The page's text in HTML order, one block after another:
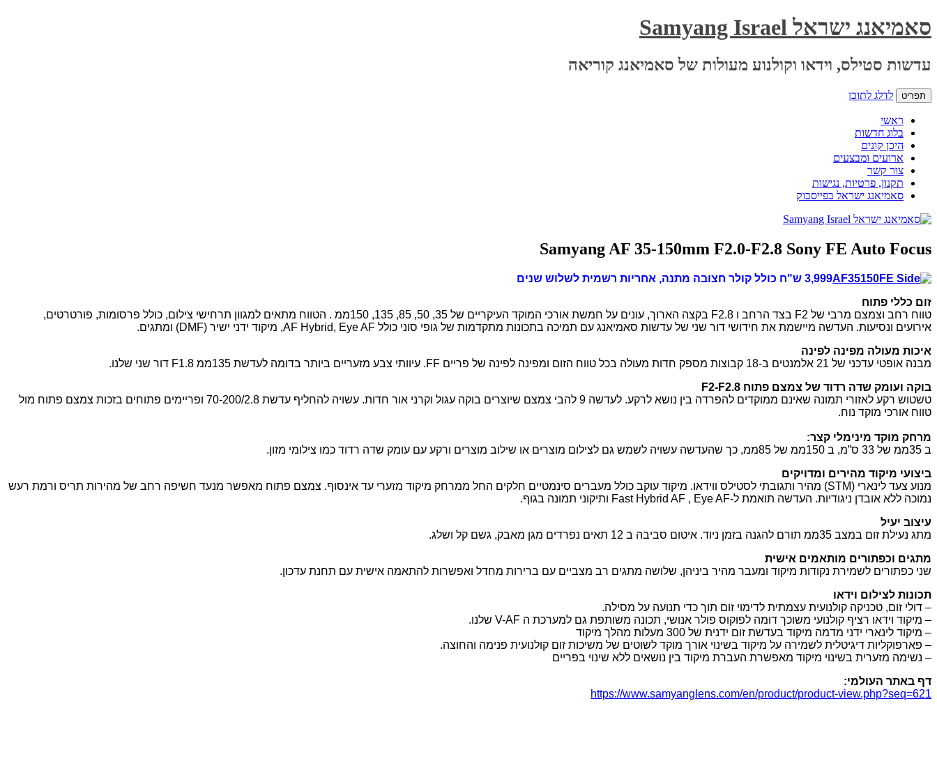
סאמיאנג ישראל Samyang Israel
עדשות סטילס, וידאו וקולנוע מעולות של סאמיאנג קוריאה
תפריט לדלג לתוכן
ראשי
בלוג חדשות
היכן קונים
ארועים ומבצעים
צור קשר
תקנון, פרטיות, נגישות
סאמיאנג ישראל בפייסבוק
Samyang AF 35-150mm F2.0-F2.8 Sony FE Auto Focus
3,999 ש"ח כולל קולר חצובה מתנה, אחריו ת רשמית לשלוש שנים
זום כללי פתוח
טווח רחב וצמצם מרבי של F2 בצד הרחב ו F2.8 בקצה הארוך, עונים על חמשת אורכי המוקד העיקריים של 35, 50, 85, 135, 150 ממ . הטווח מתאים למגוון תרחישי צילום, כולל פרסומות, פורטרטים,
אירועים ונסיעות. העדשה מיישמת את חידושי דור שני של עדשות סאמיאנג עם תמיכה בתכונות מתקדמות של גופי סוני כולל AF Hybrid, Eye AF, מיקוד ידני ישיר (DMF) ומתגים.
איכות מעולה מפינה לפינה
מבנה אופטי עדכני של 21 אלמנטים ב-18 קבוצות מספק חדות מעולה בכל טווח הזום ומפינה לפינה של פריים FF. עיוותי צבע מזעריים ביותר בדומה לעדשת 135ממ F1.8 דור שני שלנו.
בוקה ועומק שדה רדוד של צמצם פתוח F2-F2.8
טשטוש רקע לאזורי תמונה שאינם ממוקדים להפרדה בין נושא לרקע. לעדשה 9 להבי צמצם שיוצרים בוקה עגול וקרני אור חדות. עשויה להחליף עדשת 70-200/2.8 ופריימים פתוחים
בזכות צמצם פתוח מול
טווח אורכי מוקד נוח.
מרחק מוקד מינימלי קצר:
ב 35ממ של 33 ס”מ, ב 150ממ של 85ממ, כך שהעדשה עשויה לשמש גם לצילום מוצרים או שילוב מוצרים ורקע עם עומק שדה רדוד כמו צילומי מזון.
ביצועי מיקוד מהירים ומדויקים
מנוע צעד לינארי (STM) מהיר ותגובתי לסטילס ווידאו. מיקוד עוקב כולל מעברים סינמטיים חלקים החל ממרחק מיקוד מזערי עד אינסוף. צמצם פתוח מאפשר מנעד חשיפה רחב של מהירות תריס ורמת רעש
נמוכה ללא אובדן ניגודיות. העדשה תואמת ל-Fast Hybrid AF , Eye AF ותיקוני תמונה בגוף.
עיצוב יעיל
מתג נעילת זום במצב 35ממ תורם להגנה בזמן ניוד. איטום סביבה ב 12 תאים נפרדים מגן מאבק, גשם קל ושלג.
מתגים וכפתורים מותאמים אישית
שני כפתורים לשמירת נקודות מיקוד ומעבר מהיר ביניהן, שלושה מתגים רב מצביים עם ברירות מחדל ואפשרות להתאמה אישית עם תחנת עדכון.
תכונות לצילום וידאו
– דולי זום, טכניקה קולנועית עצמתית לדימוי זום תוך כדי תנועה על מסילה.
– מיקוד וידאו רציף קולנועי משוכך דומה לפוקוס פולר אנושי, תכונה משותפת גם למערכת ה V-AF שלנו.
– מיקוד לינארי ידני מדמה מיקוד בעדשת זום ידנית של 300 מעלות מהלך מיקוד
– פארפוקליות דיגיטלית לשמירה על מיקוד בשינוי אורך מוקד לשוטים של משיכות זום קולנועית פנימה והחוצה.
– נשימה מזערית בשינוי מיקוד מאפשרת העברת מיקוד בין נושאים ללא שינוי בפריים
דף באתר העולמי:
https://www.samyanglens.com/en/product/product-view.php?seq=621